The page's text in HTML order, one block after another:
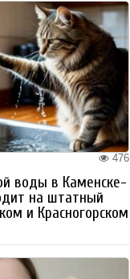
476
воды в Каменске-
на штатный
и Красногорском